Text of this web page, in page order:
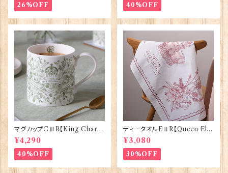
26%OFF 40%OFF
マグカップCⅢR【King Charle
sⅢ Coronation】Victoria E
ggs 50127
¥4,290
40%OFF
ティータオルEⅡR【Queen Eliz
abethⅡ Commemorative】V
ictoria Eggs 50128
¥3,080
30%OFF